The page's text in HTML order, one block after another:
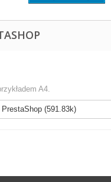
A4.
PrestaShop (591.83k)